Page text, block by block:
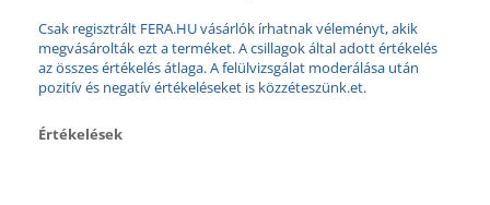
Csak regisztrált FERA.HU vásárlók írhatnak véleményt, akik
megvásárolták ezt a terméket. A csillagok által adott értékelés
az összes értékelés átlaga. A felülvizsgálat moderálása után
pozitív és negatív értékeléseket is közzéteszünk.et.
Értékelések